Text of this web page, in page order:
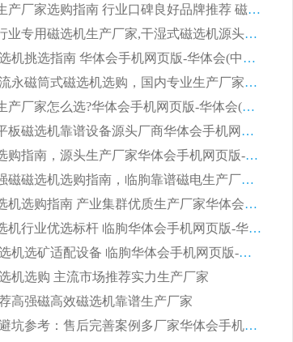
2026平板磁选机靠谱生产厂家选购指南 行业口碑良好品牌推荐 磁电领域实力强者
2026高分选精度冶金行业专用磁选机生产厂家,干湿式磁选机源头供应商推荐
2026 选矿永磁筒式磁选机挑选指南 华体会手机网页版-华体会(中国) 推荐品牌行业口碑佳实力突出
2026 靠谱湿式矿山顺流永磁筒式磁选机选购，国内专业生产厂家华体会手机网页版-华体会(中国) 综合实力出众
大型筒式湿式磁选机生产厂家怎么选?华体会手机网页版-华体会(中国) 设备口碑广受行业认可
湿式提纯高效高梯度平板磁选机靠谱设备源头厂商华体会手机网页版-华体会(中国) 综合测评
板式节能干式磁选机选购指南，源头生产厂家华体会手机网页版-华体会(中国) 综合实力可观
2026矿用湿式高梯度强磁磁选机选购指南，临朐靠谱磁电生产厂家华体会手机网页版-华体会(中国) 详解
2026细粒尾矿回收磁选机选购指南 产业集群优质生产厂家华体会手机网页版-华体会(中国) 解析
2026节能低耗永磁磁选机行业优选标杆 临朐华体会手机网页版-华体会(中国) 专业生产厂家
2026 湿式小型平板磁选机选矿适配设备 临朐华体会手机网页版-华体会(中国) 实体生产厂家直供
机选购 主流市场推荐实力生产厂家
高强磁高效磁选机靠谱生产厂家
2026 制药顺流磁选机避坑参考：售后完善案例多厂家华体会手机网页版-华体会(中国)